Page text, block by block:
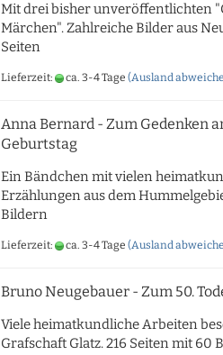
Mit drei bisher unveröffentlichten
Märchen". Zahlreiche Bilder aus
Seiten
Lieferzeit: ca. 3-4 Tage (Ausland
Anna Bernard - Zum Gedenken
Geburtstag
Ein Bändchen mit vielen
Erzählungen aus dem
Bildern
Lieferzeit: ca. 3-4 Tage (Ausland
Bruno Neugebauer - Zum 50.
Viele heimatkundliche Arbeiten
Grafschaft Glatz. 216 Seiten mit 60